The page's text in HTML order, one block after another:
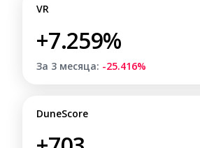
VR
+7.259%
За 3 месяца: -25.416%
DuneScore